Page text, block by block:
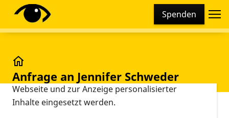
Spenden
Anfrage an Jennifer Schweder
Diese Webseite setzt verschiedene Cookies und
Tracking-Tools ein. Dies beinhaltet Cookies und
technisch notwendig sind, die zu statistischen
Zwecken sowie zur besseren Bedienbarkeit der
Webseite und zur Anzeige personalisierter
Inhalte eingesetzt werden.